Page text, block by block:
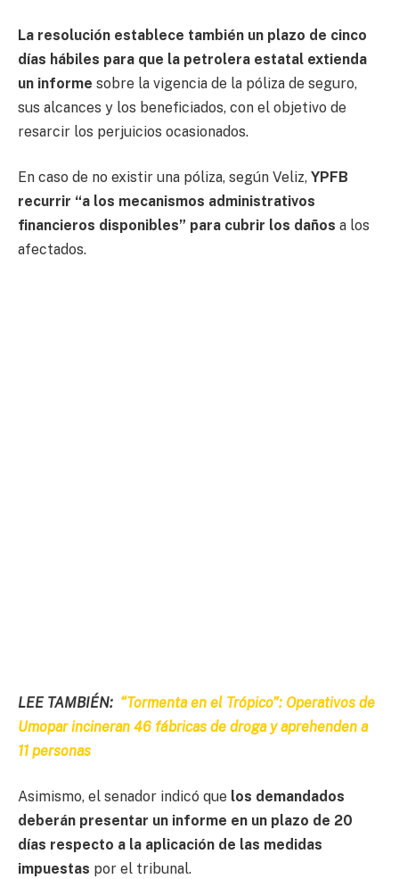
La resolución establece también un plazo de cinco
días hábiles para que la petrolera estatal extienda
un informe sobre la vigencia de la póliza de seguro,
sus alcances y los beneficiados, con el objetivo de
resarcir los perjuicios ocasionados.
En caso de no existir una póliza, según Veliz, YPFB
recurrir “a los mecanismos administrativos
financieros disponibles” para cubrir los daños a los
afectados.
LEE TAMBIÉN: “Tormenta en el Trópico”: Operativos de
Umopar incineran 46 fábricas de droga y aprehenden a
11 personas
Asimismo, el senador indicó que los demandados
deberán presentar un informe en un plazo de 20
días respecto a la aplicación de las medidas
impuestas por el tribunal.